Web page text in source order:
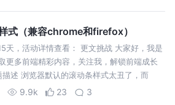
式（兼容chrome和firefox）
天，活动详情查看： 更文挑战 大家好，我是
更多前端精彩内容，关注我，解锁前端成长
述 浏览器默认的滚动条样式太丑了，而
9.9k 23 3